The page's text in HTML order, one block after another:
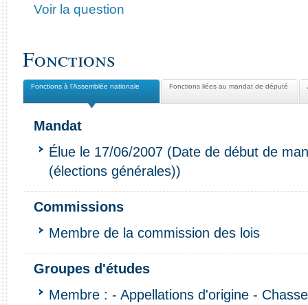
Voir la question
Fonctions
Fonctions à l'Assemblée nationale Fonctions liées au mandat de député
Mandat
Élue le 17/06/2007 (Date de début de
(élections générales))
Commissions
Membre de la commission des lois
Groupes d'études
Membre : - Appellations d'origine -